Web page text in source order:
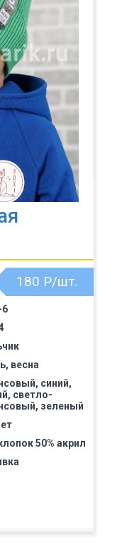
6
весна
синий,
светло-
зеленый
50% акрил
180 Р/шт.